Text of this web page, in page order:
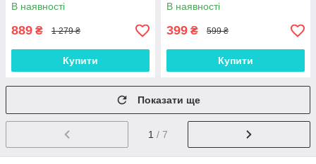
магнітний "MARBLE"
В наявності
889 ₴ 1 279 ₴
Купити
чорний
В наявності
399 ₴ 599 ₴
Купити
Показати ще
1 / 7